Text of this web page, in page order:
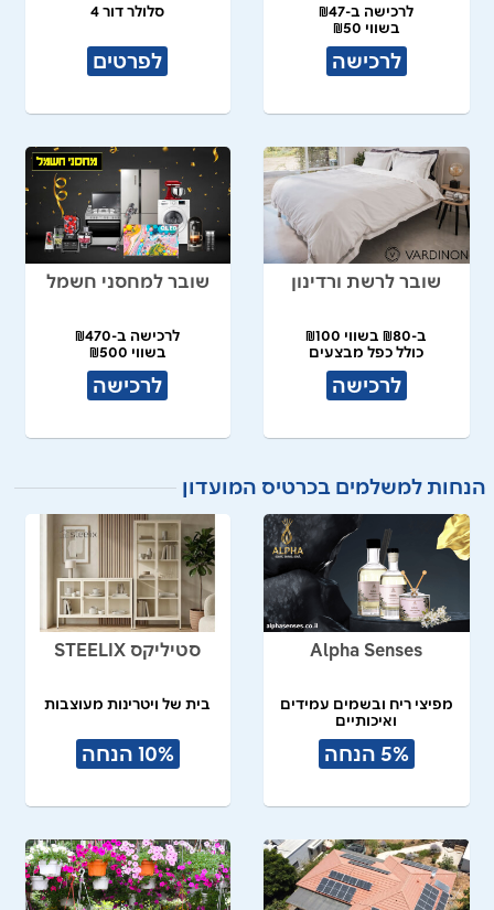
לרכישה ב-₪47
בשווי ₪50
לרכישה
סלולר דור 4
לפרטים
שובר לרשת ורדינון
ב-₪80 בשווי ₪100
כולל כפל מבצעים
לרכישה
שובר למחסני חשמל
לרכישה ב-₪470
בשווי ₪500
לרכישה
הנחות למשלמים בכרטיס המועדון
Alpha Senses
מפיצי ריח ובשמים עמידים
ואיכותיים
5% הנחה
סטיליקס STEELIX
בית של ויטרינות מעוצבות
10% הנחה